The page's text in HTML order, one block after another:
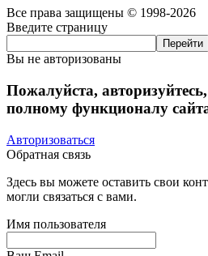
Все права защищены © 1998-2026
Введите страницу
Вы не авторизованы
Пожалуйста,
полному функционалу
Авторизоваться
Обратная связь
Здесь вы можете оставить свои
могли связаться с вами.
Имя пользователя